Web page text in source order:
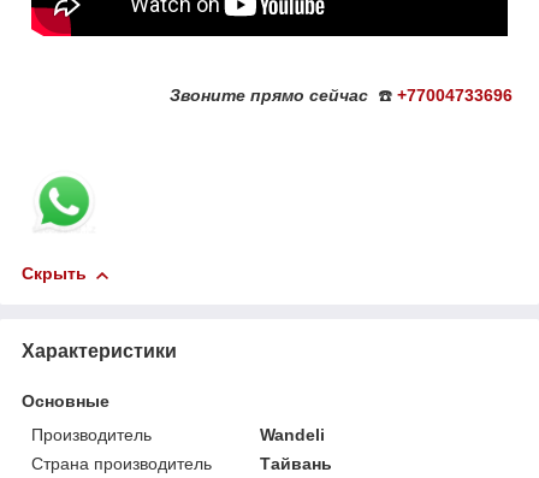
Звоните прямо сейчас ☎️ +77004733696
Скрыть
Характеристики
Основные
Производитель
Wandeli
Страна производитель
Тайвань